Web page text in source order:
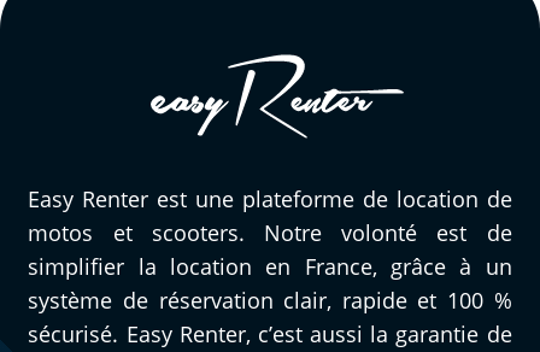
Easy Renter est une plateforme de location de
motos et scooters. Notre volonté est de
simplifier la location en France, grâce à un
système de réservation clair, rapide et 100 %
sécurisé. Easy Renter, c’est aussi la garantie de